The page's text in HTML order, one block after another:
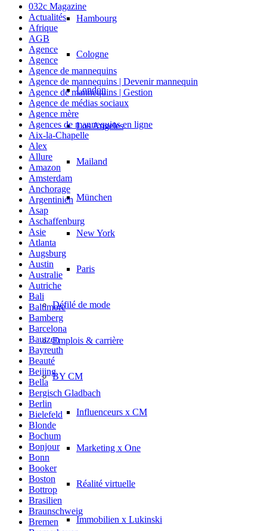
Hambourg
Cologne
London
Los Angeles
Mailand
München
New York
Paris
Défilé de mode
Emplois & carrière
BY CM
Influenceurs x CM
Marketing x One
Réalité virtuelle
Immobilien x Lukinski
032c Magazine
Actualités
Afrique
AGB
Agence
Agence
Agence de mannequins
Agence de mannequins | Devenir mannequin
Agence de mannequins | Gestion
Agence de médias sociaux
Agence mère
Agences de mannequins en ligne
Aix-la-Chapelle
Alex
Allure
Amazon
Amsterdam
Anchorage
Argentinien
Asap
Aschaffenburg
Asie
Atlanta
Augsburg
Austin
Australie
Autriche
Bali
Baltimore
Bamberg
Barcelona
Bautzen
Bayreuth
Beauté
Beijing
Bella
Bergisch Gladbach
Berlin
Bielefeld
Blonde
Bochum
Bonjour
Bonn
Booker
Boston
Bottrop
Brasilien
Braunschweig
Bremen